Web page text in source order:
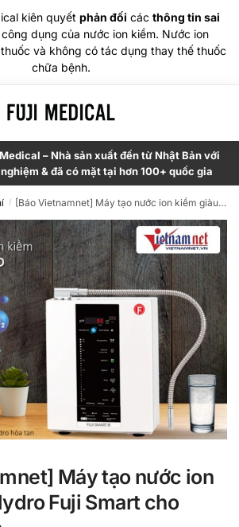
kiên quyết phản đối các thông tin sai
dụng của nước ion kiềm. Nước ion
thuốc và không có tác dụng thay thế thuốc
chữa bệnh.
– Nhà sản xuất đến từ Nhật Bản với
& đã có mặt tại hơn 100+ quốc gia
/ [Báo Vietnamnet] Máy tạo nước ion kiềm giàu Hydro Fuji Smart cho doanh nhân
Máy tạo nước ion
Fuji Smart cho